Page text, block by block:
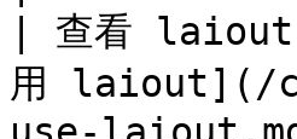
| 查看 laiout
用 laiout](/